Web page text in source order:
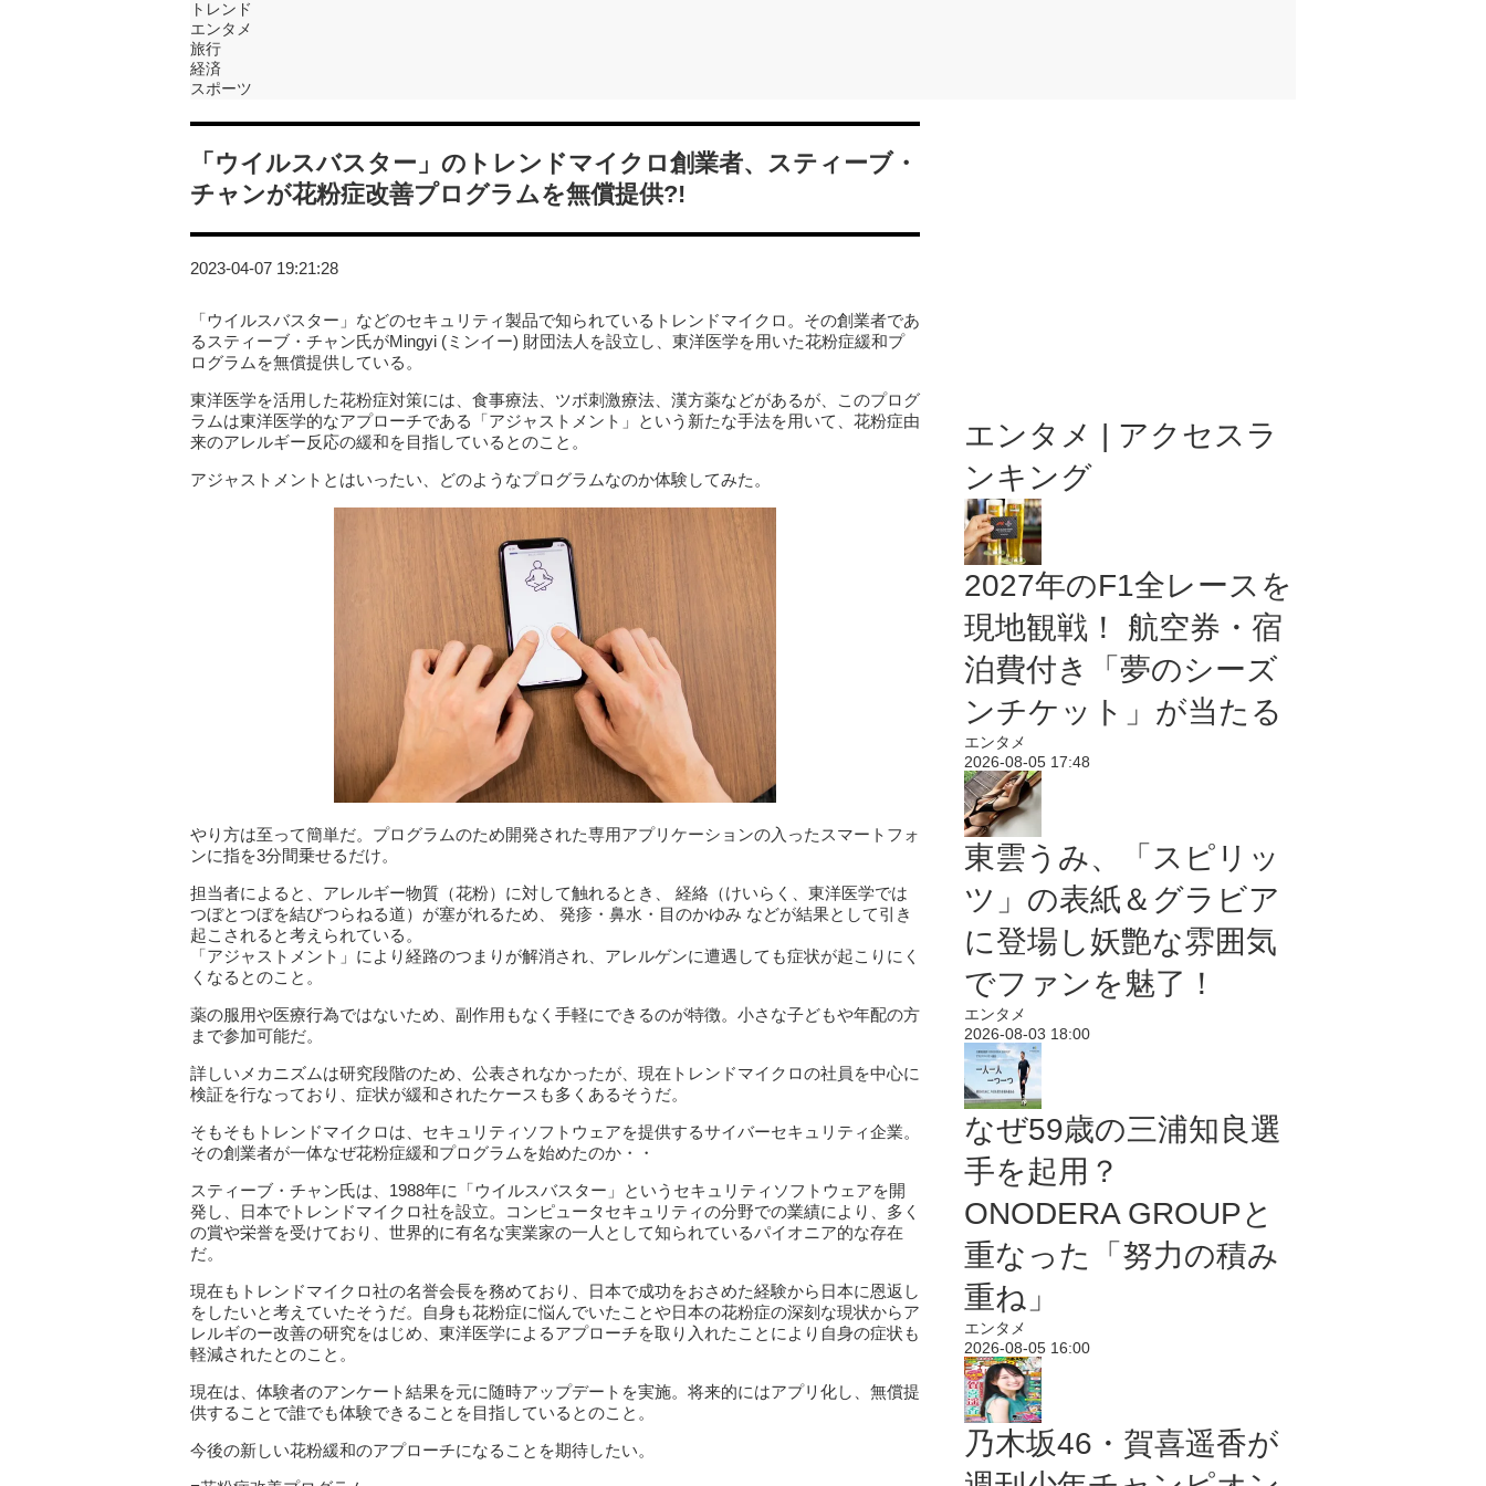
トレンド
エンタメ
旅行
経済
スポーツ
「ウイルスバスター」のトレンドマイクロ創業者、スティーブ・
チャンが花粉症改善プログラムを無償提供?!
2023-04-07 19:21:28
「ウイルスバスター」などのセキュリティ製品で知られているトレンドマイクロ。その創業者であ
るスティーブ・チャン氏がMingyi (ミンイー) 財団法人を設立し、東洋医学を用いた花粉症緩和プ
ログラムを無償提供している。
東洋医学を活用した花粉症対策には、食事療法、ツボ刺激療法、漢方薬などがあるが、このプログ
ラムは東洋医学的なアプローチである「アジャストメント」という新たな手法を用いて、花粉症由
来のアレルギー反応の緩和を目指しているとのこと。
アジャストメントとはいったい、どのようなプログラムなのか体験してみた。
やり方は至って簡単だ。プログラムのため開発された専用アプリケーションの入ったスマートフォ
ンに指を3分間乗せるだけ。
担当者によると、アレルギー物質（花粉）に対して触れるとき、 経絡（けいらく、東洋医学では
つぼとつぼを結びつらねる道）が塞がれるため、 発疹・鼻水・目のかゆみ などが結果として引き
起こされると考えられている。
「アジャストメント」により経路のつまりが解消され、アレルゲンに遭遇しても症状が起こりにく
くなるとのこと。
薬の服用や医療行為ではないため、副作用もなく手軽にできるのが特徴。小さな子どもや年配の方
まで参加可能だ。
詳しいメカニズムは研究段階のため、公表されなかったが、現在トレンドマイクロの社員を中心に
検証を行なっており、症状が緩和されたケースも多くあるそうだ。
そもそもトレンドマイクロは、セキュリティソフトウェアを提供するサイバーセキュリティ企業。
その創業者が一体なぜ花粉症緩和プログラムを始めたのか・・
スティーブ・チャン氏は、1988年に「ウイルスバスター」というセキュリティソフトウェアを開
発し、日本でトレンドマイクロ社を設立。コンピュータセキュリティの分野での業績により、多く
の賞や栄誉を受けており、世界的に有名な実業家の一人として知られているパイオニア的な存在
だ。
現在もトレンドマイクロ社の名誉会長を務めており、日本で成功をおさめた経験から日本に恩返し
をしたいと考えていたそうだ。自身も花粉症に悩んでいたことや日本の花粉症の深刻な現状からア
レルギのー改善の研究をはじめ、東洋医学によるアプローチを取り入れたことにより自身の症状も
軽減されたとのこと。
現在は、体験者のアンケート結果を元に随時アップデートを実施。将来的にはアプリ化し、無償提
供することで誰でも体験できることを目指しているとのこと。
今後の新しい花粉緩和のアプローチになることを期待したい。
エンタメ | アクセスラ
ンキング
2027年のF1全レースを
現地観戦！ 航空券・宿
泊費付き「夢のシーズ
ンチケット」が当たる
エンタメ
2026-08-05 17:48
東雲うみ、「スピリッ
ツ」の表紙＆グラビア
に登場し妖艶な雰囲気
でファンを魅了！
エンタメ
2026-08-03 18:00
なぜ59歳の三浦知良選
手を起用？
ONODERA GROUPと
重なった「努力の積み
重ね」
エンタメ
2026-08-05 16:00
乃木坂46・賀喜遥香が